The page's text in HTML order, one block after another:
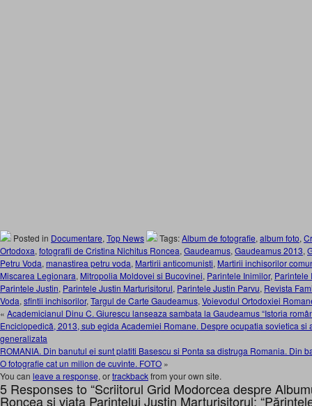
Posted in Documentare, Top News Tags:Album de fotografie, album foto,
Ortodoxa, fotografii de Cristina Nichitus Roncea, Gaudeamus, Gaudeamus 2013,
Petru Voda, manastirea petru voda, Martirii anticomunisti, Martirii inchisorilor
Miscarea Legionara, Mitropolia Moldovei si Bucovinei, Parintele Inimilor, Parintele
Parintele Justin, Parintele Justin Marturisitorul, Parintele Justin Parvu, Revista
Voda, sfintii inchisorilor, Targul de Carte Gaudeamus, Voievodul Ortodoxiei
« Academicianul Dinu C. Giurescu lanseaza sambata la Gaudeamus “Istoria
Enciclopedică, 2013, sub egida Academiei Romane. Despre ocupatia sovietica
generalizata
ROMANIA. Din banutul ei sunt platiti Basescu si Ponta sa distruga Romania. Din
O fotografie cat un milion de cuvinte. FOTO »
You can leave a response, ortrackbackfrom your own site.
5 Responses to “Scriitorul Grid Modorcea despre
Roncea si viata Parintelui Justin Marturisitorul: